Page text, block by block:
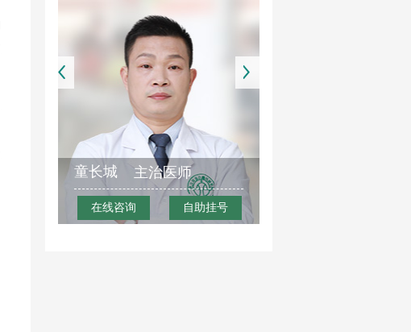
童长城 主治医师
在线咨询 自助挂号